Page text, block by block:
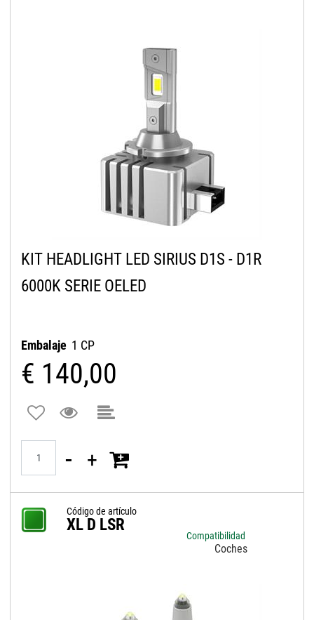
KIT HEADLIGHT LED SIRIUS D1S - D1R
6000K SERIE OELED
Embalaje 1 CP
€ 140,00
Código de artículo
XL D LSR
Compatibilidad
Coches